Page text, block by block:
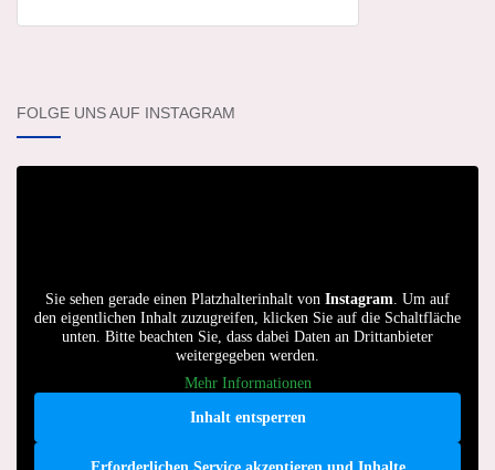
FOLGE UNS AUF INSTAGRAM
Sie sehen gerade einen Platzhalterinhalt von Instagram. Um auf
den eigentlichen Inhalt zuzugreifen, klicken Sie auf die Schaltfläche
unten. Bitte beachten Sie, dass dabei Daten an Drittanbieter
weitergegeben werden.
Mehr Informationen
Inhalt entsperren